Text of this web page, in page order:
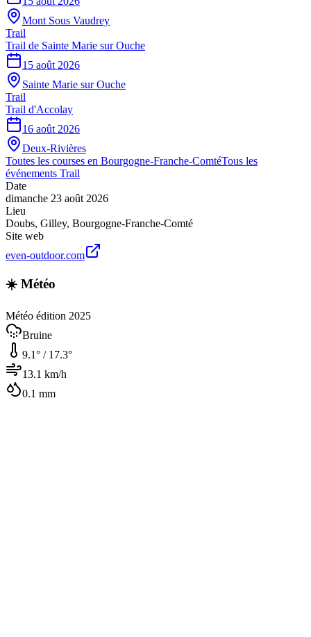
Mont Sous Vaudrey
Trail
Trail de Sainte Marie sur Ouche
15 août 2026
Sainte Marie sur Ouche
Trail
Trail d'Accolay
16 août 2026
Deux-Rivières
Toutes les courses en Bourgogne-Franche-ComtéTous les
événements Trail
Date
dimanche 23 août 2026
Lieu
Doubs, Gilley, Bourgogne-Franche-Comté
Site web
even-outdoor.com
☀️ Météo
Météo édition 2025
Bruine
9.1° / 17.3°
13.1 km/h
0.1 mm